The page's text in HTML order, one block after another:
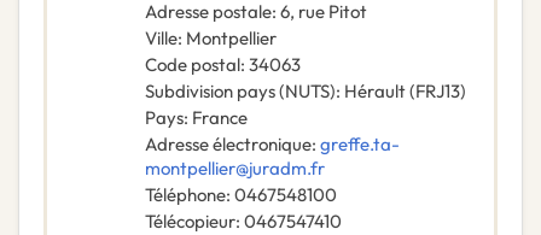
Adresse postale: 6, rue Pitot
Ville: Montpellier
Code postal: 34063
Subdivision pays (NUTS): Hérault(FRJ13)
Pays: France
Adresse électronique: greffe.ta-
montpellier@juradm.fr
Téléphone: 0467548100
Télécopieur: 0467547410